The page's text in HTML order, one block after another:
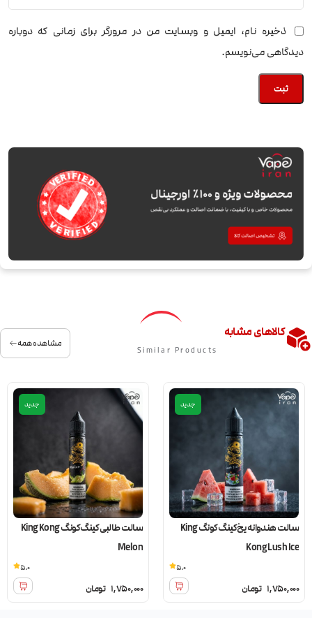
ذخیره نام، ایمیل و وبسایت من در مرورگر برای زمانی که دوباره
دیدگاهی می‌نویسم.
کالاهای مشابه
Similar Products
مشاهده همه
جدید
سالت هندوانه یخ کینگ کونگ King
Kong Lush Ice
1,750,000 تومان
5.0
جدید
سالت طالبی کینگ کونگ King Kong
Melon
1,750,000 تومان
5.0